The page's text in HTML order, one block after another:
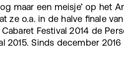
maar een meisje’ op het
ze o.a. in de halve finale
Festival 2014 de
2015. Sinds december